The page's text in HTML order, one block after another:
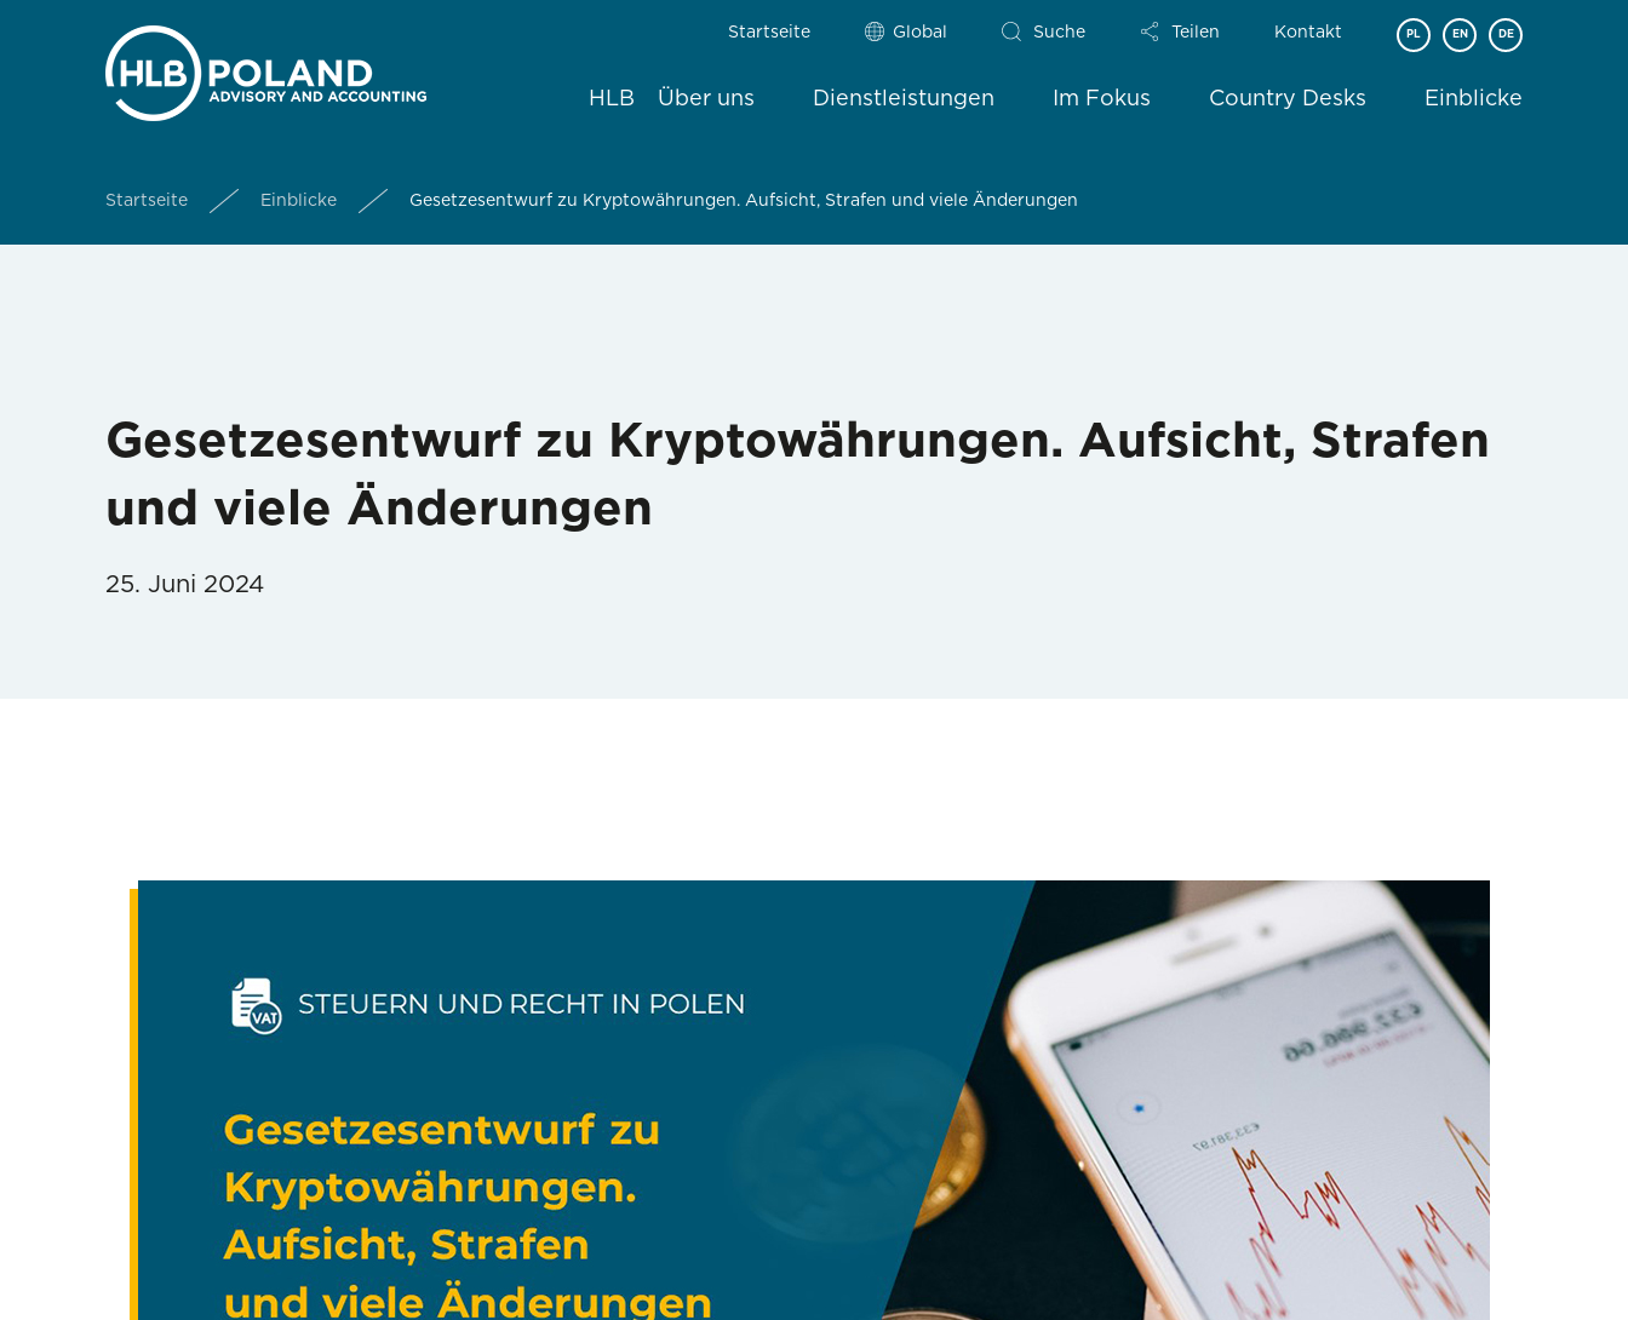
Startseite Global Suche Teilen Kontakt PL EN DE
HLB Über uns Dienstleistungen Im Fokus Country Desks Einblicke
Startseite Einblicke Gesetzesentwurf zu Kryptowährungen. Aufsicht, Strafen und viele Änderungen
Gesetzesentwurf zu Kryptowährungen. Aufsicht, Strafen
und viele Änderungen
25. Juni 2024